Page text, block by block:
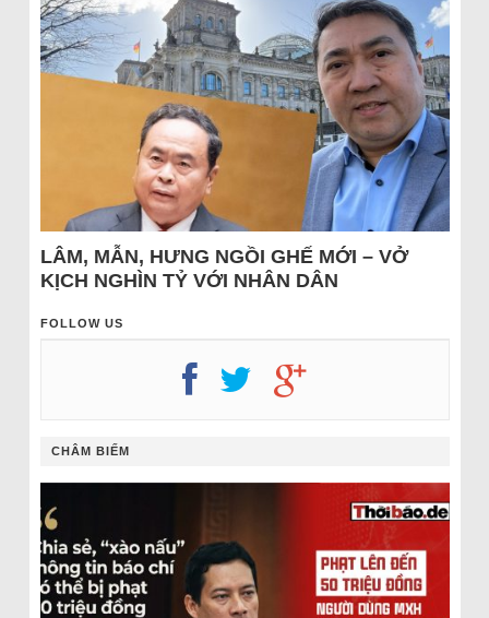
LÂM, MẪN, HƯNG NGỒI GHẾ MỚI – VỞ
KỊCH NGHÌN TỶ VỚI NHÂN DÂN
FOLLOW US
CHÂM BIẾM